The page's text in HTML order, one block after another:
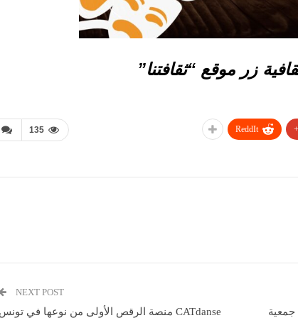
زر موقع “ثقافتنا”
135 ReddIt
من جمعية
NEXT POST
CATdanse منصة الرقص الأولى من نوعها في تونس